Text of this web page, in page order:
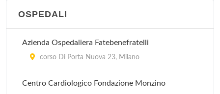
Melegnano
OSPEDALI
Azienda Ospedaliera Fatebenefratelli
corso Di Porta Nuova 23, Milano
Centro Cardiologico Fondazione Monzino